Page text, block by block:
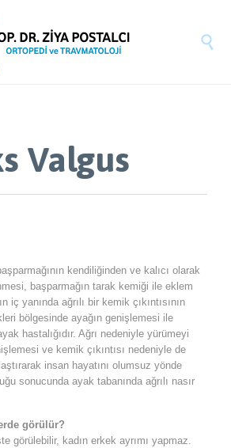

Valgus
kendiliğinden ve kalıcı olarak
başparmağın tarak kemiği ile eklem
iç yanında ağrılı bir kemik çıkıntısının
bölgesinde ayağın genişlemesi ile
hastalığıdır. Ağrı nedeniyle yürümeyi
ve kemik çıkıntısı nedeniyle de
insan hayatını olumsuz yönde
sonucunda ayak tabanında ağrılı nasır
görülür?
görülebilir, kadın erkek ayrımı yapmaz.